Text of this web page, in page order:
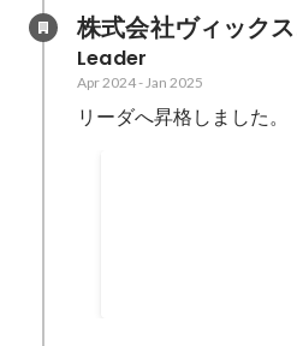
株式会社ヴィック
Leader
Apr 2024-Jan 2025
リーダへ昇格しました。